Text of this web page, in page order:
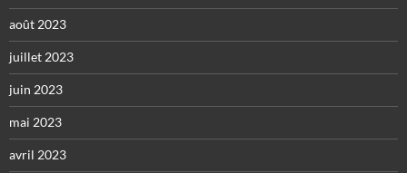
août 2023
juillet 2023
juin 2023
mai 2023
avril 2023